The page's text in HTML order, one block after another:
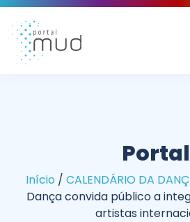
Portal
Início / CALENDÁRIO DA
Dança convida público a
artistas